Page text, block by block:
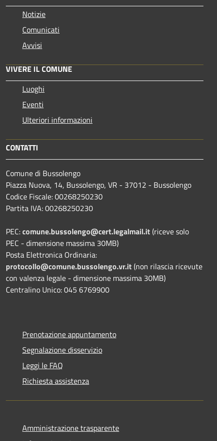
Notizie
Comunicati
Avvisi
VIVERE IL COMUNE
Luoghi
Eventi
Ulteriori informazioni
CONTATTI
Comune di Bussolengo
Piazza Nuova, 14, Bussolengo, VR - 37012 - Bussolengo
Codice Fiscale: 00268250230
Partita IVA: 00268250230
PEC:comune.bussolengo@cert.legalmail.it(riceve solo
PEC - dimensione massima 30MB)
Posta Elettronica Ordinaria:
protocollo@comune.bussolengo.vr.it(non rilascia ricevute
con valenza legale - dimensione massima 30MB)
Centralino Unico: 045 6769900
Prenotazione appuntamento
Segnalazione disservizio
Leggi le FAQ
Richiesta assistenza
Amministrazione trasparente